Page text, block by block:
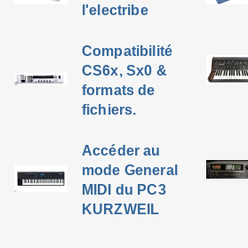
l'electribe
Compatibilité
CS6x, Sx0 &
formats de
fichiers.
Accéder au
mode General
MIDI du PC3
KURZWEIL